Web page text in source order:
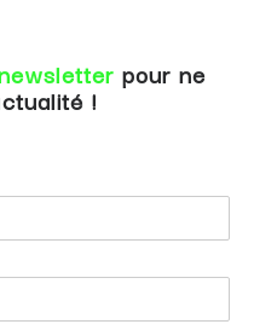
pour ne
!